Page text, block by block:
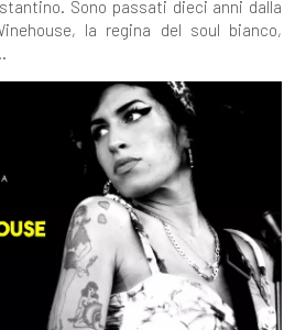
Sono passati dieci anni dalla
la regina del soul bianco,